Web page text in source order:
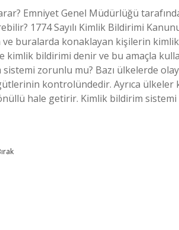
Emniyet Genel Müdürlüğü
1774 Sayılı Kimlik Bildirimi
ve buralarda konaklayan kişilerin
bildirimi denir ve bu amaçla
zorunlu mu? Bazı ülkelerde
kontrolündedir. Ayrıca ülkeler
hale getirir. Kimlik bildirim